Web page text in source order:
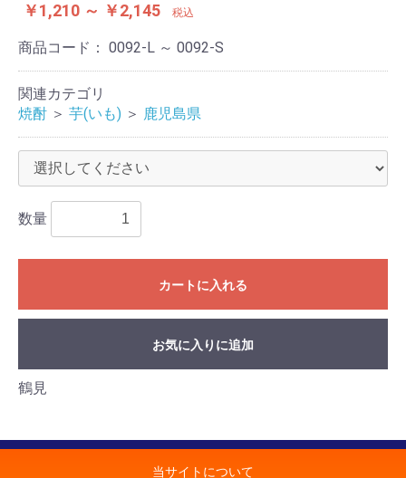
￥1,210 ～ ￥2,145 税込
商品コード： 0092-L ～ 0092-S
関連カテゴリ
焼酎 ＞ 芋(いも) ＞ 鹿児島県
数量
カートに入れる
お気に入りに追加
鶴見
当サイトについて